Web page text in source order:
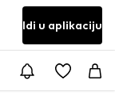
Idi u aplikaciju